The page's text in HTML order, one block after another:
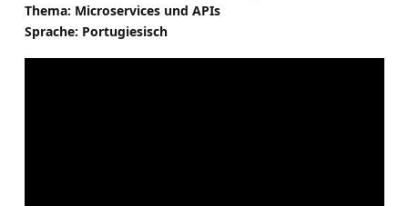
Thema: Microservices und APIs
Sprache: Portugiesisch